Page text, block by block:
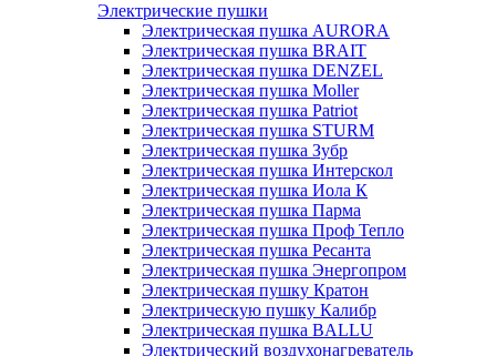
Электрические пушки
Электрическая пушка AURORA
Электрическая пушка BRAIT
Электрическая пушка DENZEL
Электрическая пушка Moller
Электрическая пушка Patriot
Электрическая пушка STURM
Электрическая пушка Зубр
Электрическая пушка Интерскол
Электрическая пушка Иола К
Электрическая пушка Парма
Электрическая пушка Проф Тепло
Электрическая пушка Ресанта
Электрическая пушка Энергопром
Электрическая пушку Кратон
Электрическую пушку Калибр
Электрическая пушка BALLU
Электрический воздухонагреватель